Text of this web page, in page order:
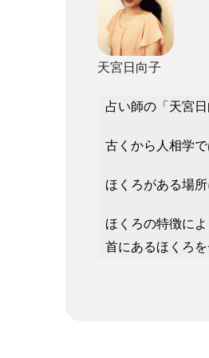
天宮日向子
占い師の「天宮日
古くから人相学
ほくろがある場
ほくろの特徴に
首にあるほくろ